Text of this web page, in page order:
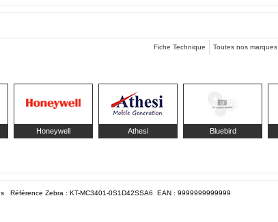
Fiche Technique Toutes nos marques
Honeywell Athesi Bluebird
s Référence Zebra : KT-MC3401-0S1D42SSA6 EAN : 9999999999999